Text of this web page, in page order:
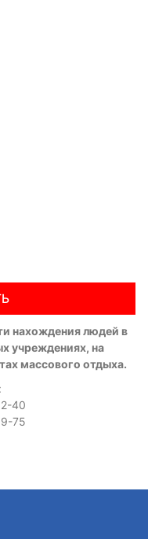
нахождения людей в
учреждениях, на
массового отдыха.
40
75